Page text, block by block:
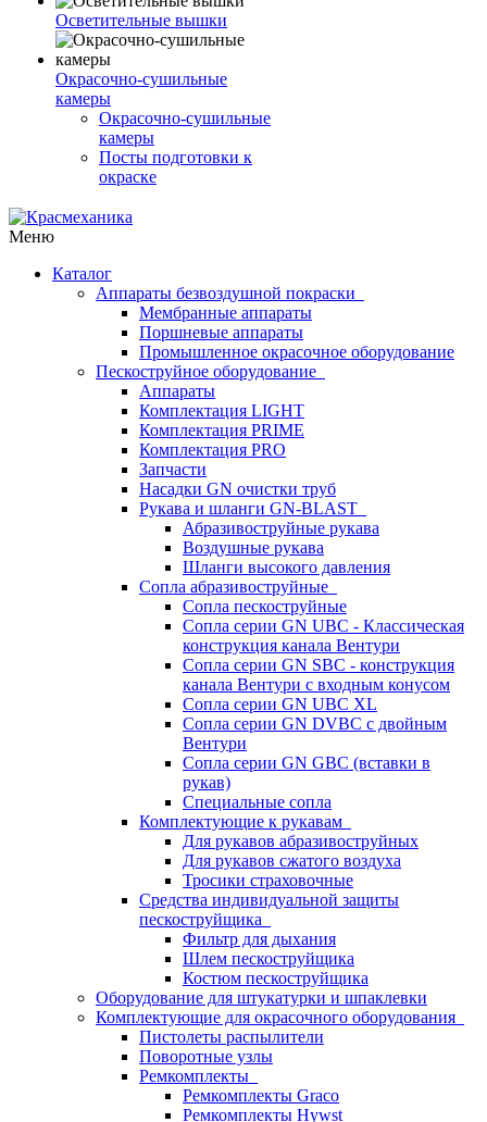
Осветительные вышки
Окрасочно-сушильные
камеры
Окрасочно-сушильные
камеры
Посты подготовки к
окраске
Меню
Каталог
Аппараты безвоздушной покраски
Мембранные аппараты
Поршневые аппараты
Промышленное окрасочное оборудование
Пескоструйное оборудование
Аппараты
Комплектация LIGHT
Комплектация PRIME
Комплектация PRO
Запчасти
Насадки GN очистки труб
Рукава и шланги GN-BLAST
Абразивоструйные рукава
Воздушные рукава
Шланги высокого давления
Сопла абразивоструйные
Сопла пескоструйные
Сопла серии GN UBC - Классическая
конструкция канала Вентури
Сопла серии GN SBC - конструкция
канала Вентури c входным конусом
Сопла серии GN UBC XL
Сопла серии GN DVBC с двойным
Вентури
Сопла серии GN GBC (вставки в
рукав)
Специальные сопла
Комплектующие к рукавам
Для рукавов абразивоструйных
Для рукавов сжатого воздуха
Тросики страховочные
Средства индивидуальной защиты
пескоструйщика
Фильтр для дыхания
Шлем пескоструйщика
Костюм пескоструйщика
Оборудование для штукатурки и шпаклевки
Комплектующие для окрасочного оборудования
Пистолеты распылители
Поворотные узлы
Ремкомплекты
Ремкомплекты Graco
Ремкомплекты Hywst